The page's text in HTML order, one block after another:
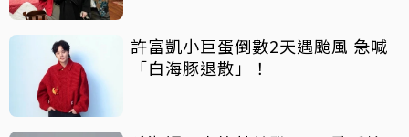
許富凱小巨蛋倒數2天遇颱風 急喊
「白海豚退散」！